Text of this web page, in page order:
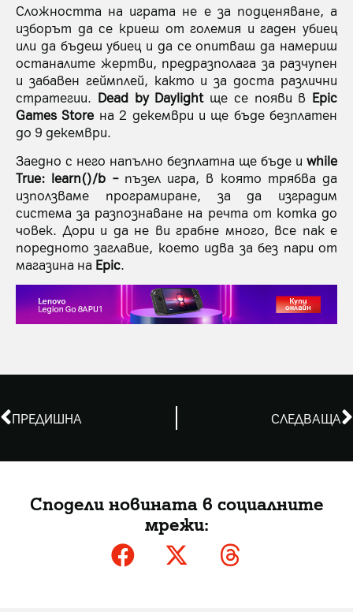
Сложността на играта не е за подценяване, а
изборът да се криеш от големия и гаден убиец
или да бъдеш убиец и да се опитваш да намериш
останалите жертви, предразполага за разчупен
и забавен геймплей, както и за доста различни
стратегии. Dead by Daylightще се появи в Epic
Games Store на 2 декември и ще бъде безплатен
до 9 декември.
Заедно с него напълно безплатна ще бъде и while
True: learn()/b –пъзел игра, в която трябва да
използваме програмиране, за да изградим
система за разпознаване на речта от котка до
човек. Дори и да не ви грабне много, все пак е
поредното заглавие, което идва за без пари от
магазина на Epic.
ПРЕДИШНА СЛЕДВАЩА
Сподели новината в социалните
мрежи: